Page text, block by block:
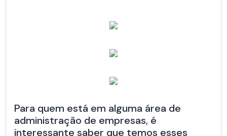
Para quem está em alguma área de
administração de empresas, é
interessante saber que temos esses